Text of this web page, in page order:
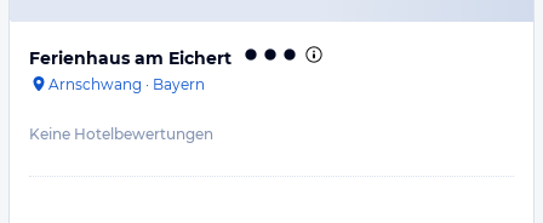
Ferienhaus am Eichert
Arnschwang · Bayern
Keine Hotelbewertungen